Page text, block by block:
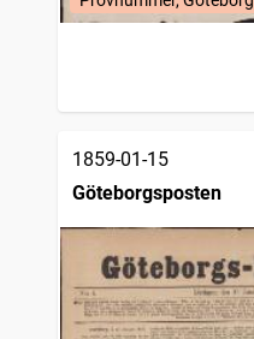
1859-01-15
Göteborgsposten